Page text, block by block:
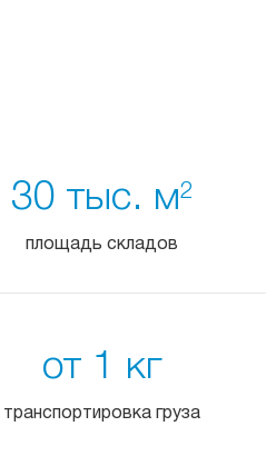
30 тыс. м2
площадь складов
от 1 кг
транспортировка груза